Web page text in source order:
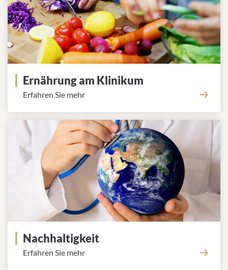
Ernährung am Klinikum
Erfahren Sie mehr
Nachhaltigkeit
Erfahren Sie mehr